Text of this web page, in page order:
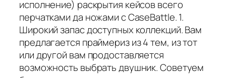
исполнение) раскрытия кейсов всего
перчатками да ножами с CaseBattle. 1.
Широкий запас доступных коллекций. Вам
предлагается праймериз из 4 тем, из тот
или другой вам продоставляется
возможность выбрать двушник. Советуем